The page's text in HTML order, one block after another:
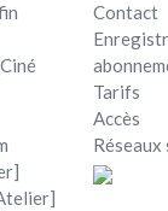
Contact
Tarifs
Accès
Réseaux